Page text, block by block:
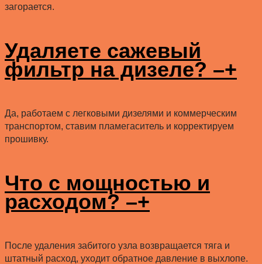
загорается.
Удаляете сажевый
фильтр на дизеле? –+
Да, работаем с легковыми дизелями и коммерческим
транспортом, ставим пламегаситель и корректируем
прошивку.
Что с мощностью и
расходом? –+
После удаления забитого узла возвращается тяга и
штатный расход, уходит обратное давление в выхлопе.